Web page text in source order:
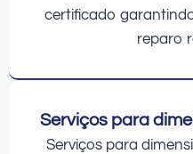
certificado
reparo
Serviços para
Serviços para